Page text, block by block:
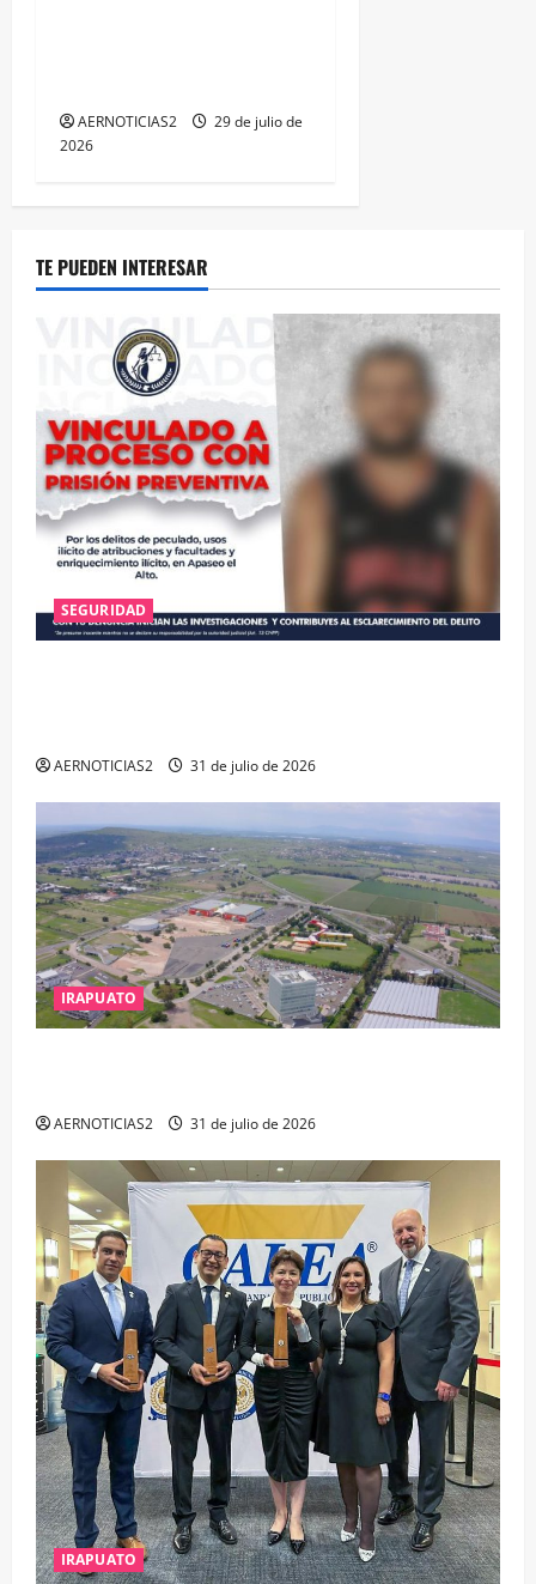
AERNOTICIAS2
29 de julio de
2026
TE PUEDEN INTERESAR
SEGURIDAD
AERNOTICIAS2 31 de julio de 2026
IRAPUATO
AERNOTICIAS2 31 de julio de 2026
IRAPUATO